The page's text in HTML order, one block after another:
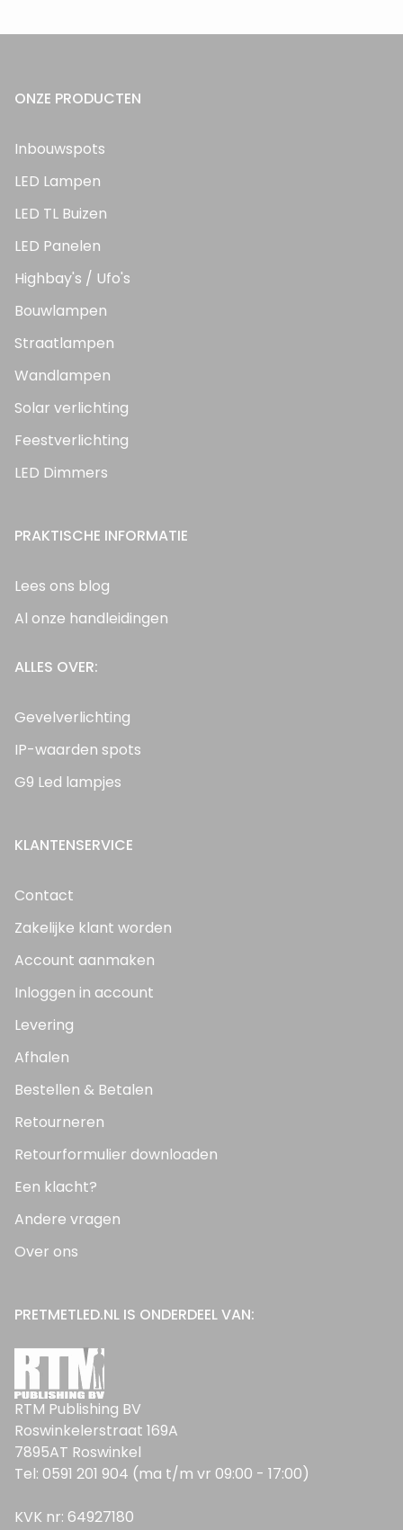
ONZE PRODUCTEN
Inbouwspots
LED Lampen
LED TL Buizen
LED Panelen
Highbay's / Ufo's
Bouwlampen
Straatlampen
Wandlampen
Solar verlichting
Feestverlichting
LED Dimmers
PRAKTISCHE INFORMATIE
Lees ons blog
Al onze handleidingen
ALLES OVER:
Gevelverlichting
IP-waarden spots
G9 Led lampjes
KLANTENSERVICE
Contact
Zakelijke klant worden
Account aanmaken
Inloggen in account
Levering
Afhalen
Bestellen & Betalen
Retourneren
Retourformulier downloaden
Een klacht?
Andere vragen
Over ons
PRETMETLED.NL IS ONDERDEEL VAN:
RTM Publishing BV
Roswinkelerstraat 169A
7895AT Roswinkel
Tel: 0591 201 904 (ma t/m vr 09:00 - 17:00)
KVK nr: 64927180